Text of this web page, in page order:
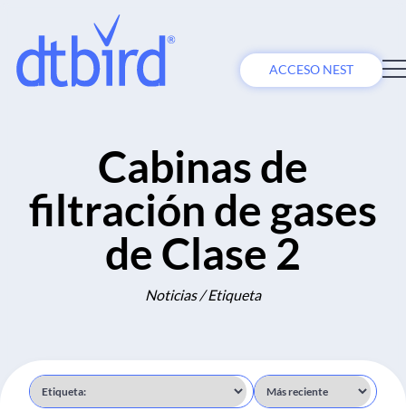
ACCESO NEST
Cabinas de
filtración de gases
de Clase 2
Noticias / Etiqueta